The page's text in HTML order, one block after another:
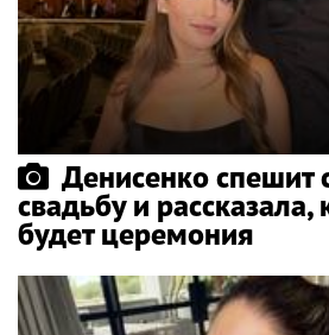
Денисенко спешит
свадьбу и рассказала,
будет церемония